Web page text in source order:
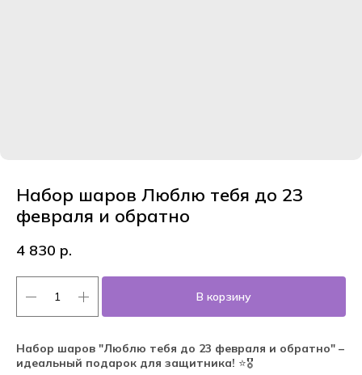
Набор шаров Люблю тебя до 23
февраля и обратно
4 830 р.
В корзину
Набор шаров "Люблю тебя до 23 февраля и обратно" –
идеальный подарок для защитника! ⭐🎖